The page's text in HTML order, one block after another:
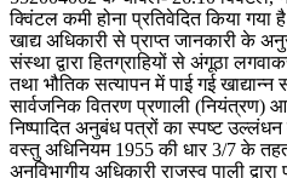
क्विंटल कमी होना प्रतिवेदित किया गया
खाद्य अधिकारी से प्राप्त जानकारी के
संस्था द्वारा हितग्राहियों से अंगूठा
तथा भौतिक सत्यापन में पाई गई
सार्वजनिक वितरण प्रणाली (नियंत्रण)
निष्पादित अनुबंध पत्रों का स्पष्ट
वस्तु अधिनियम 1955 की धार 3/7 के
अनुविभागीय अधिकारी राजस्व पाली